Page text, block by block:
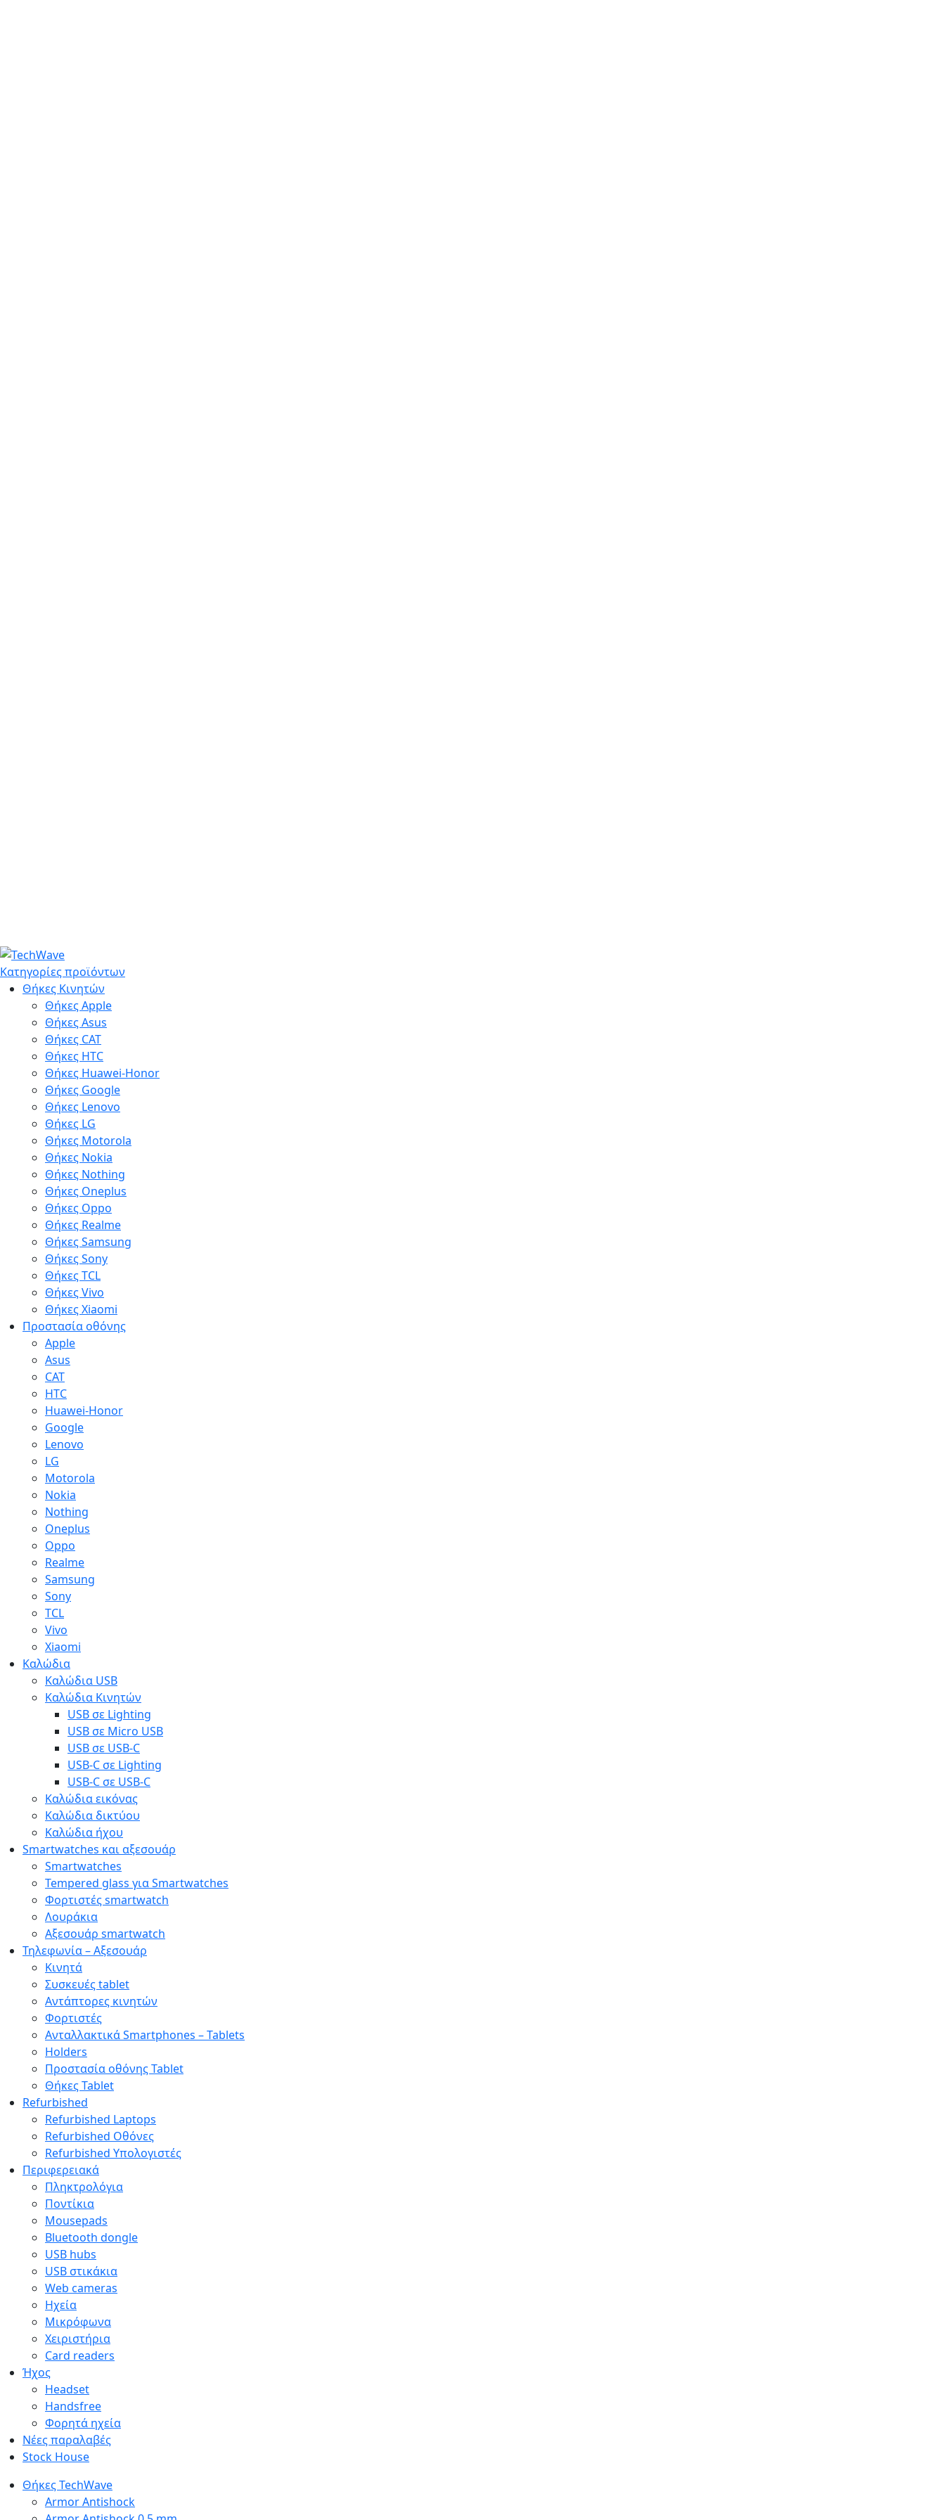
Κατηγορίες προϊόντων
Θήκες Κινητών
Θήκες Apple
Θήκες Asus
Θήκες CAT
Θήκες HTC
Θήκες Huawei-Honor
Θήκες Google
Θήκες Lenovo
Θήκες LG
Θήκες Motorola
Θήκες Nokia
Θήκες Nothing
Θήκες Oneplus
Θήκες Oppo
Θήκες Realme
Θήκες Samsung
Θήκες Sony
Θήκες TCL
Θήκες Vivo
Θήκες Xiaomi
Προστασία οθόνης
Apple
Asus
CAT
HTC
Huawei-Honor
Google
Lenovo
LG
Motorola
Nokia
Nothing
Oneplus
Oppo
Realme
Samsung
Sony
TCL
Vivo
Xiaomi
Καλώδια
Καλώδια USB
Καλώδια Κινητών
USB σε Lighting
USB σε Micro USB
USB σε USB-C
USB-C σε Lighting
USB-C σε USB-C
Καλώδια εικόνας
Καλώδια δικτύου
Καλώδια ήχου
Smartwatches και αξεσουάρ
Smartwatches
Tempered glass για Smartwatches
Φορτιστές smartwatch
Λουράκια
Αξεσουάρ smartwatch
Τηλεφωνία – Αξεσουάρ
Κινητά
Συσκευές tablet
Αντάπτορες κινητών
Φορτιστές
Ανταλλακτικά Smartphones – Tablets
Holders
Προστασία οθόνης Tablet
Θήκες Tablet
Refurbished
Refurbished Laptops
Refurbished Οθόνες
Refurbished Υπολογιστές
Περιφερειακά
Πληκτρολόγια
Ποντίκια
Mousepads
Bluetooth dongle
USB hubs
USB στικάκια
Web cameras
Ηχεία
Μικρόφωνα
Χειριστήρια
Card readers
Ήχος
Headset
Handsfree
Φορητά ηχεία
Νέες παραλαβές
Stock House
Θήκες TechWave
Armor Antishock